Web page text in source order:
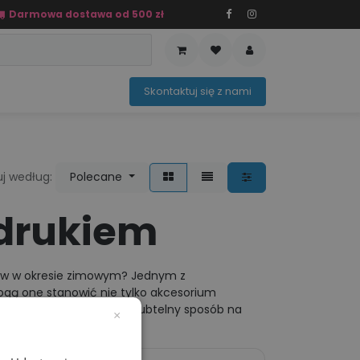
Darmowa dostawa od 500 zł
OFERTA SEZONOWASko​ntaktuj ​​​​się z nami​​​​
według: Polecane
w okresie zimowym? Jednym z
one stanowić nie tylko akcesorium
skuteczny, a zarazem subtelny sposób na
×